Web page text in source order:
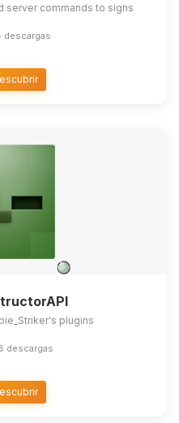
server commands to signs
plugins
descargas